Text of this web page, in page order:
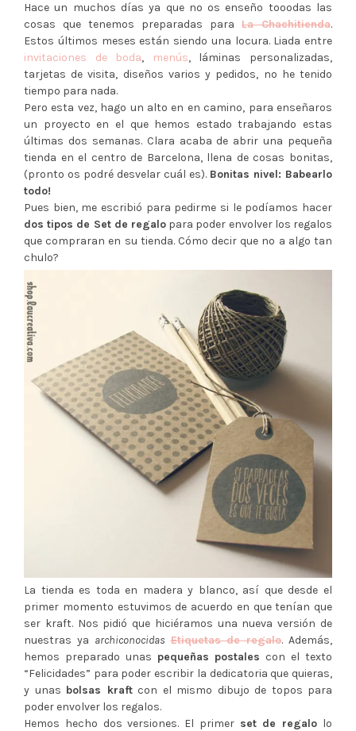
Hace un muchos días ya que no os enseño tooodas las
cosas que tenemos preparadas para La Chachitienda.
Estos últimos meses están siendo una locura. Liada entre
invitaciones de boda, menús, láminas personalizadas,
tarjetas de visita, diseños varios y pedidos, no he tenido
tiempo para nada.
Pero esta vez, hago un alto en en camino, para enseñaros
un proyecto en el que hemos estado trabajando estas
últimas dos semanas. Clara acaba de abrir una pequeña
tienda en el centro de Barcelona, llena de cosas bonitas,
(pronto os podré desvelar cuál es). Bonitas nivel: Babearlo
todo!
Pues bien, me escribió para pedirme si le podíamos hacer
dos tipos de Set de regalo para poder envolver los regalos
que compraran en su tienda. Cómo decir que no a algo tan
chulo?
La tienda es toda en madera y blanco, así que desde el
primer momento estuvimos de acuerdo en que tenían que
ser kraft. Nos pidió que hiciéramos una nueva versión de
nuestras ya archiconocidas Etiquetas de regalo. Además,
hemos preparado unas pequeñas postales con el texto
“Felicidades” para poder escribir la dedicatoria que quieras,
y unas bolsas kraftcon el mismo dibujo de topos para
poder envolver los regalos.
Hemos hecho dos versiones. El primer set de regalo lo